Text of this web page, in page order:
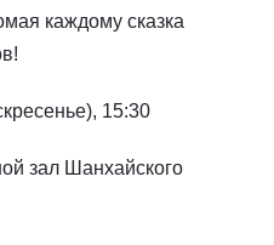
каждому сказка
15:30
зал Шанхайского